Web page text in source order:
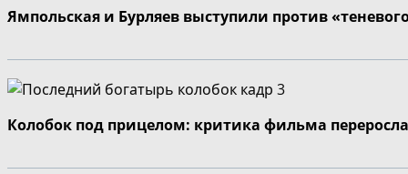
Ямпольская и Бурляев выступили против
Колобок под прицелом: критика фильма